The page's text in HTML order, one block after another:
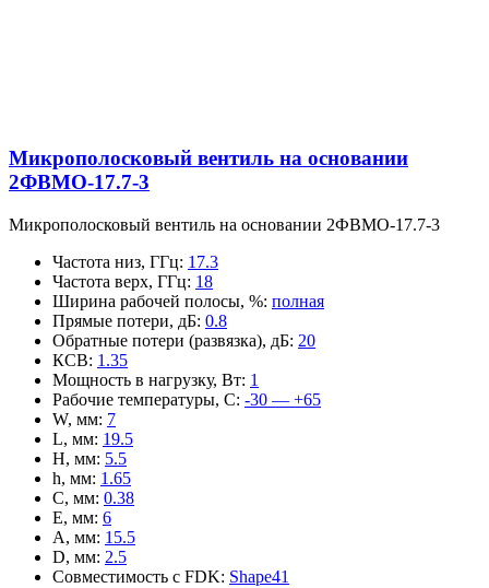
Микрополосковый вентиль на основании
2ФВМO-17.7-3
Микрополосковый вентиль на основании 2ФВМO-17.7-3
Частота низ, ГГц: 17.3
Частота верх, ГГц: 18
Ширина рабочей полосы, %: полная
Прямые потери, дБ: 0.8
Обратные потери (развязка), дБ: 20
КСВ: 1.35
Мощность в нагрузку, Вт: 1
Рабочие температуры, С: -30 — +65
W, мм: 7
L, мм: 19.5
H, мм: 5.5
h, мм: 1.65
C, мм: 0.38
E, мм: 6
A, мм: 15.5
D, мм: 2.5
Совместимость с FDK: Shape41